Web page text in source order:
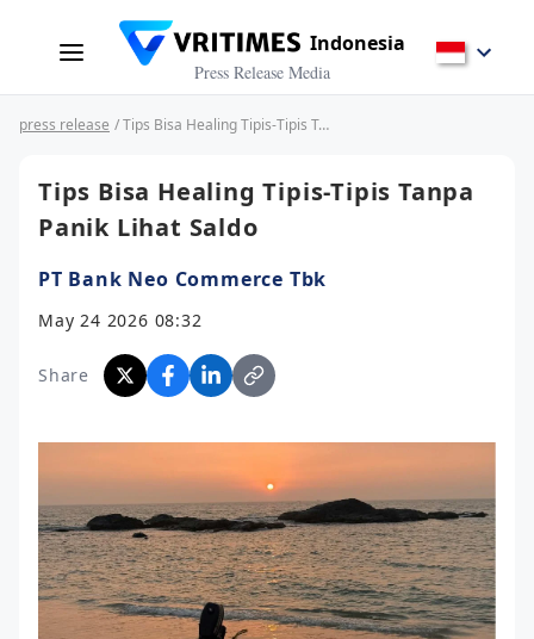
Indonesia
Press Release Media
press release / Tips Bisa Healing Tipis-Tipis Tanpa Panik Lihat Saldo
Tips Bisa Healing Tipis-Tipis Tanpa
Panik Lihat Saldo
PT Bank Neo Commerce Tbk
May 24 2026 08:32
Share